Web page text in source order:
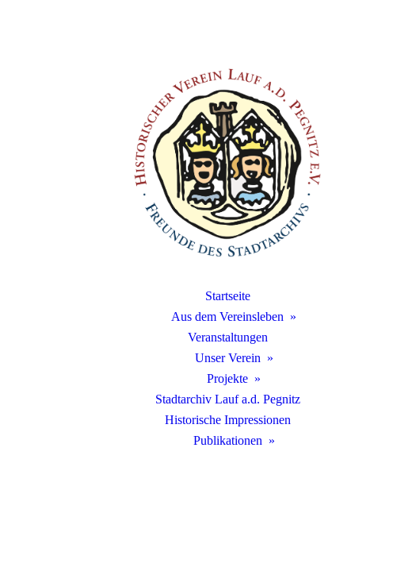
Startseite
Aus dem Vereinsleben
Veranstaltungen
Unser Verein
Projekte
Stadtarchiv Lauf a.d. Pegnitz
Historische Impressionen
Publikationen